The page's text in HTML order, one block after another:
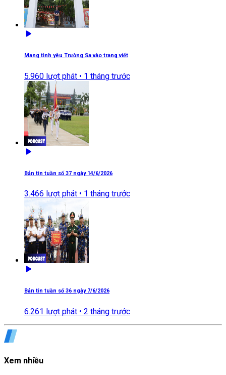
Mang tình yêu Trường Sa vào trang viết
5.960 lượt phát • 1 tháng trước
Bản tin tuần số 37 ngày 14/6/2026
3.466 lượt phát • 1 tháng trước
Bản tin tuần số 36 ngày 7/6/2026
6.261 lượt phát • 2 tháng trước
Xem nhiều